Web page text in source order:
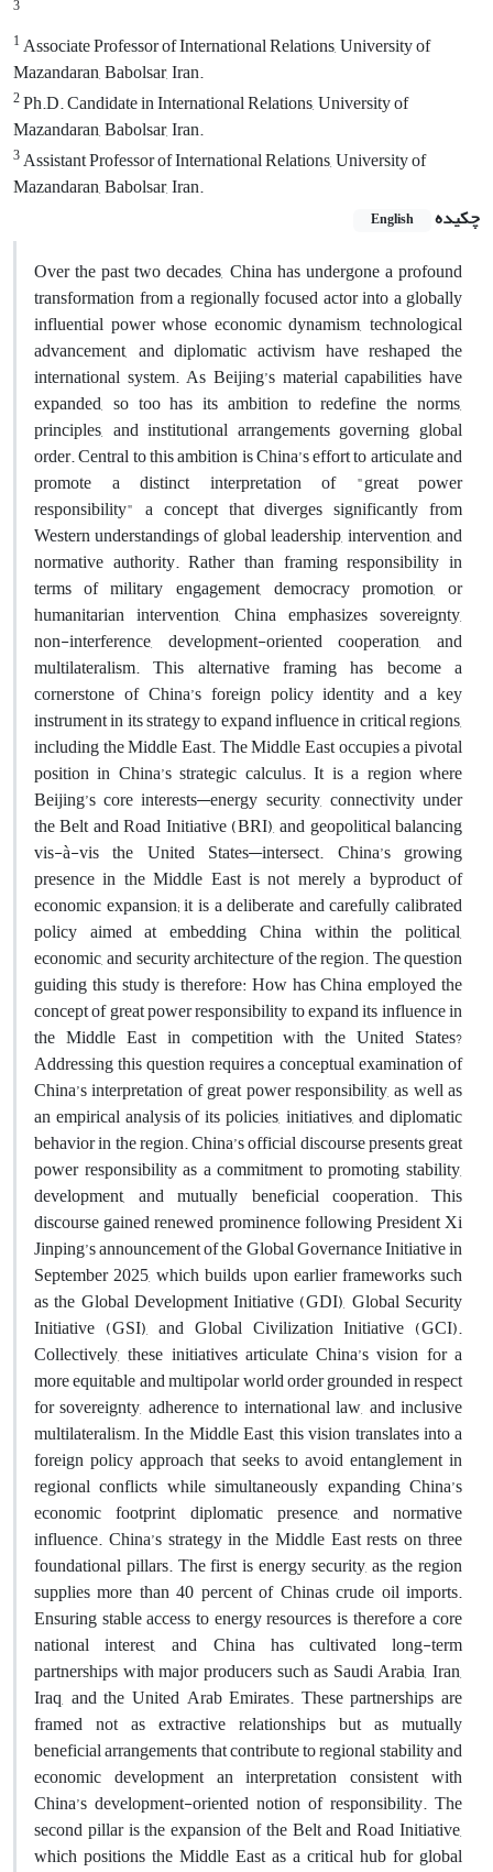
3
1Associate Professor of International Relations, University of
Mazandaran, Babolsar, Iran.
2Ph.D. Candidate in International Relations, University of
Mazandaran, Babolsar, Iran.
3Assistant Professor of International Relations, University of
Mazandaran, Babolsar, Iran.
چکیده
English
Over the past two decades, China has undergone a profound
transformation from a regionally focused actor into a globally
influential power whose economic dynamism, technological
advancement, and diplomatic activism have reshaped the
international system. As Beijing’s material capabilities have
expanded, so too has its ambition to redefine the norms,
principles, and institutional arrangements governing global
order. Central to this ambition is China’s effort to articulate and
promote a distinct interpretation of "great power
responsibility" a concept that diverges significantly from
Western understandings of global leadership, intervention, and
normative authority. Rather than framing responsibility in
terms of military engagement, democracy promotion, or
humanitarian intervention, China emphasizes sovereignty,
non-interference, development-oriented cooperation, and
multilateralism. This alternative framing has become a
cornerstone of China’s foreign policy identity and a key
instrument in its strategy to expand influence in critical regions,
including the Middle East. The Middle East occupies a pivotal
position in China’s strategic calculus. It is a region where
Beijing’s core interests—energy security, connectivity under
the Belt and Road Initiative (BRI), and geopolitical balancing
vis-à-vis the United States—intersect. China’s growing
presence in the Middle East is not merely a byproduct of
economic expansion; it is a deliberate and carefully calibrated
policy aimed at embedding China within the political,
economic, and security architecture of the region. The question
guiding this study is therefore: How has China employed the
concept of great power responsibility to expand its influence in
the Middle East in competition with the United States?
Addressing this question requires a conceptual examination of
China’s interpretation of great power responsibility, as well as
an empirical analysis of its policies, initiatives, and diplomatic
behavior in the region. China’s official discourse presents great
power responsibility as a commitment to promoting stability,
development, and mutually beneficial cooperation. This
discourse gained renewed prominence following President Xi
Jinping’s announcement of the Global Governance Initiative in
September 2025, which builds upon earlier frameworks such
as the Global Development Initiative (GDI), Global Security
Initiative (GSI), and Global Civilization Initiative (GCI).
Collectively, these initiatives articulate China’s vision for a
more equitable and multipolar world order grounded in respect
for sovereignty, adherence to international law, and inclusive
multilateralism. In the Middle East, this vision translates into a
foreign policy approach that seeks to avoid entanglement in
regional conflicts while simultaneously expanding China’s
economic footprint, diplomatic presence, and normative
influence. China’s strategy in the Middle East rests on three
foundational pillars. The first is energy security, as the region
supplies more than 40 percent of Chinas crude oil imports.
Ensuring stable access to energy resources is therefore a core
national interest, and China has cultivated long-term
partnerships with major producers such as Saudi Arabia, Iran,
Iraq, and the United Arab Emirates. These partnerships are
framed not as extractive relationships but as mutually
beneficial arrangements that contribute to regional stability and
economic development an interpretation consistent with
China’s development-oriented notion of responsibility. The
second pillar is the expansion of the Belt and Road Initiative,
which positions the Middle East as a critical hub for global